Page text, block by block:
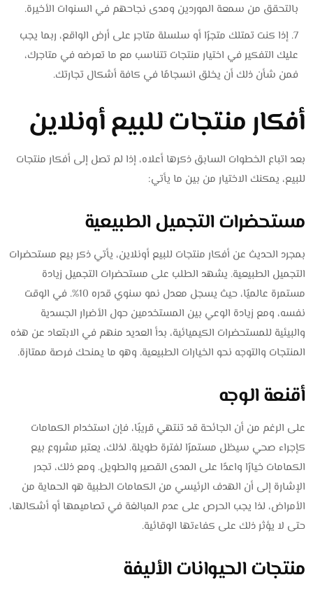
بالتحقق من سمعة الموردين ومدى نجاحهم في السنوات الأخيرة.
إذا كنت تمتلك متجرًا أو سلسلة متاجر على أرض الواقع، ربما يجب
عليك التفكير في اختيار منتجات تتناسب مع ما تعرضه في متاجرك،
فمن شأن ذلك أن يخلق انسجامًا في كافة أشكال تجارتك.
أفكار منتجات للبيع أونلاين
بعد اتباع الخطوات السابق ذكرها أعلاه، إذا لم تصل إلى أفكار منتجات
للبيع، يمكنك الاختيار من بين ما يأتي:
مستحضرات التجميل الطبيعية
بمجرد الحديث عن أفكار منتجات للبيع أونلاين، يأتي ذكر بيع مستحضرات
التجميل الطبيعية. يشهد الطلب على مستحضرات التجميل زيادة
مستمرة عالميًا، حيث يسجل معدل نمو سنوي قدره 10%. في الوقت
نفسه، ومع زيادة الوعي بين المستخدمين حول الأضرار الجسدية
والبيئية للمستحضرات الكيميائية، بدأ العديد منهم في الابتعاد عن هذه
المنتجات والتوجه نحو الخيارات الطبيعية. وهو ما يمنحك فرصة ممتازة.
أقنعة الوجه
على الرغم من أن الجائحة قد تنتهي قريبًا، فإن استخدام الكمامات
كإجراء صحي سيظل مستمرًا لفترة طويلة. لذلك، يعتبر مشروع بيع
الكمامات خيارًا واعدًا على المدى القصير والطويل. ومع ذلك، تجدر
الإشارة إلى أن الهدف الرئيسي من الكمامات الطبية هو الحماية من
الأمراض، لذا يجب الحرص على عدم المبالغة في تصاميمها أو أشكالها،
حتى لا يؤثر ذلك على كفاءتها الوقائية.
منتجات الحيوانات الأليفة